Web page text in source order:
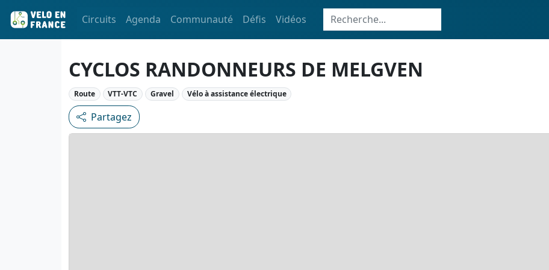
Circuits Agenda Communauté Défis Vidéos
CYCLOS RANDONNEURS DE MELGVEN
Route VTT-VTC Gravel Vélo à assistance électrique
Partagez